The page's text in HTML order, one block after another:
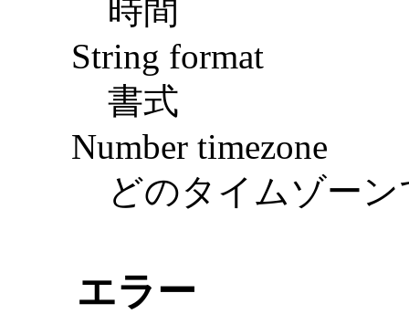
時間
String format
書式
Number timezone
どのタイムゾー
エラー